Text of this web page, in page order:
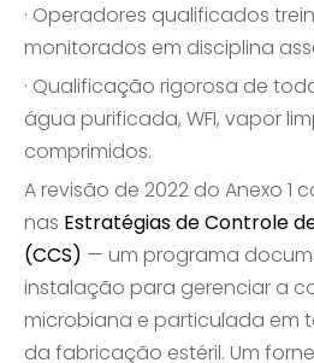
· Operadores qualificados
monitorados em disciplina
· Qualificação rigorosa de
água purificada, WFI, vapor
comprimidos.
A revisão de 2022 do Anexo 1
nas Estratégias de Controle
(CCS) — um programa
instalação para gerenciar a
microbiana e particulada em
da fabricação estéril. Um